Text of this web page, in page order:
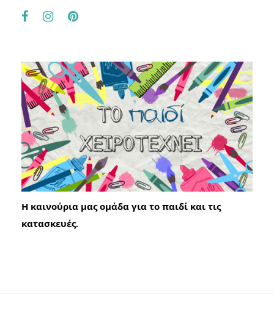
Η καινούρια μας ομάδα για το παιδί και τις
κατασκευές.